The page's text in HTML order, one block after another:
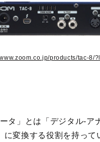
products/tac-8/
ータ」とは「デジタル-
に変換する役割を持っ